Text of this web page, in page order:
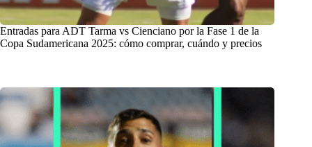
Entradas para ADT Tarma vs Cienciano por la Fase 1 de la
Copa Sudamericana 2025: cómo comprar, cuándo y precios